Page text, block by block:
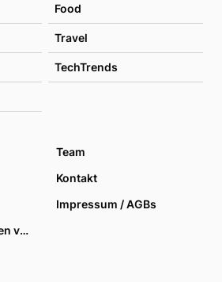
Food
Travel
TechTrends
Team
Kontakt
Impressum / AGBs
Datenschutzoptionen verwalten